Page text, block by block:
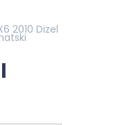
2010 Dizel